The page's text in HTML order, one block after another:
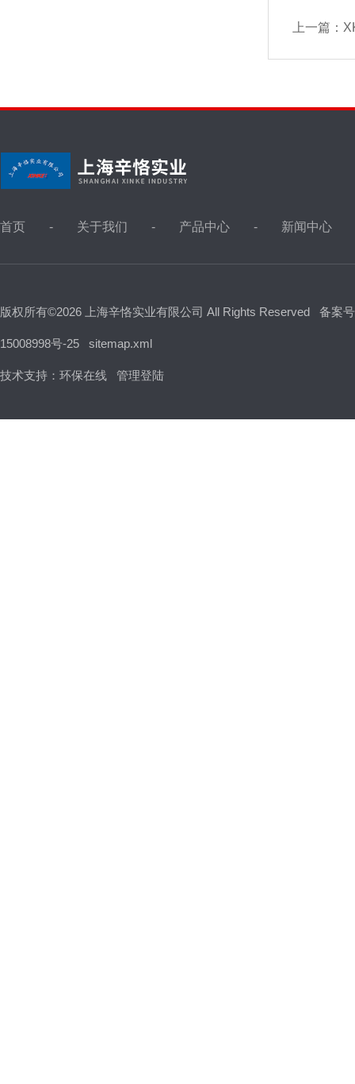
上一篇：
首页 关于我们 产品中心 新闻中心
版权所有©2026 上海辛恪实业有限公司 All Rights Reserved 备案
15008998号-25 sitemap.xml
技术支持： 环保在线 管理登陆